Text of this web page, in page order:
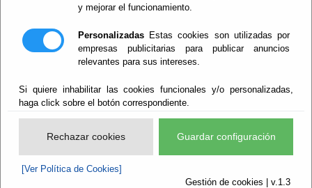
y mejorar el funcionamiento.
Personalizadas Estas cookies son utilizadas por
empresas publicitarias para publicar anuncios
relevantes para sus intereses.
Si quiere inhabilitar las cookies funcionales y/o personalizadas,
haga click sobre el botón correspondiente.
Rechazar cookies Guardar configuración
[Ver Política de Cookies]
Gestión de cookies | v.1.3
En esta sección, elÁrea de Cultura,
Web de la Diputación Provincial de Almería
relacionados con esta área y con otros
organismos que pueden ser de interés a los
usuarios de esta página, relacionados con la
cultura en general, fundamentalmente en
Área de Deportes